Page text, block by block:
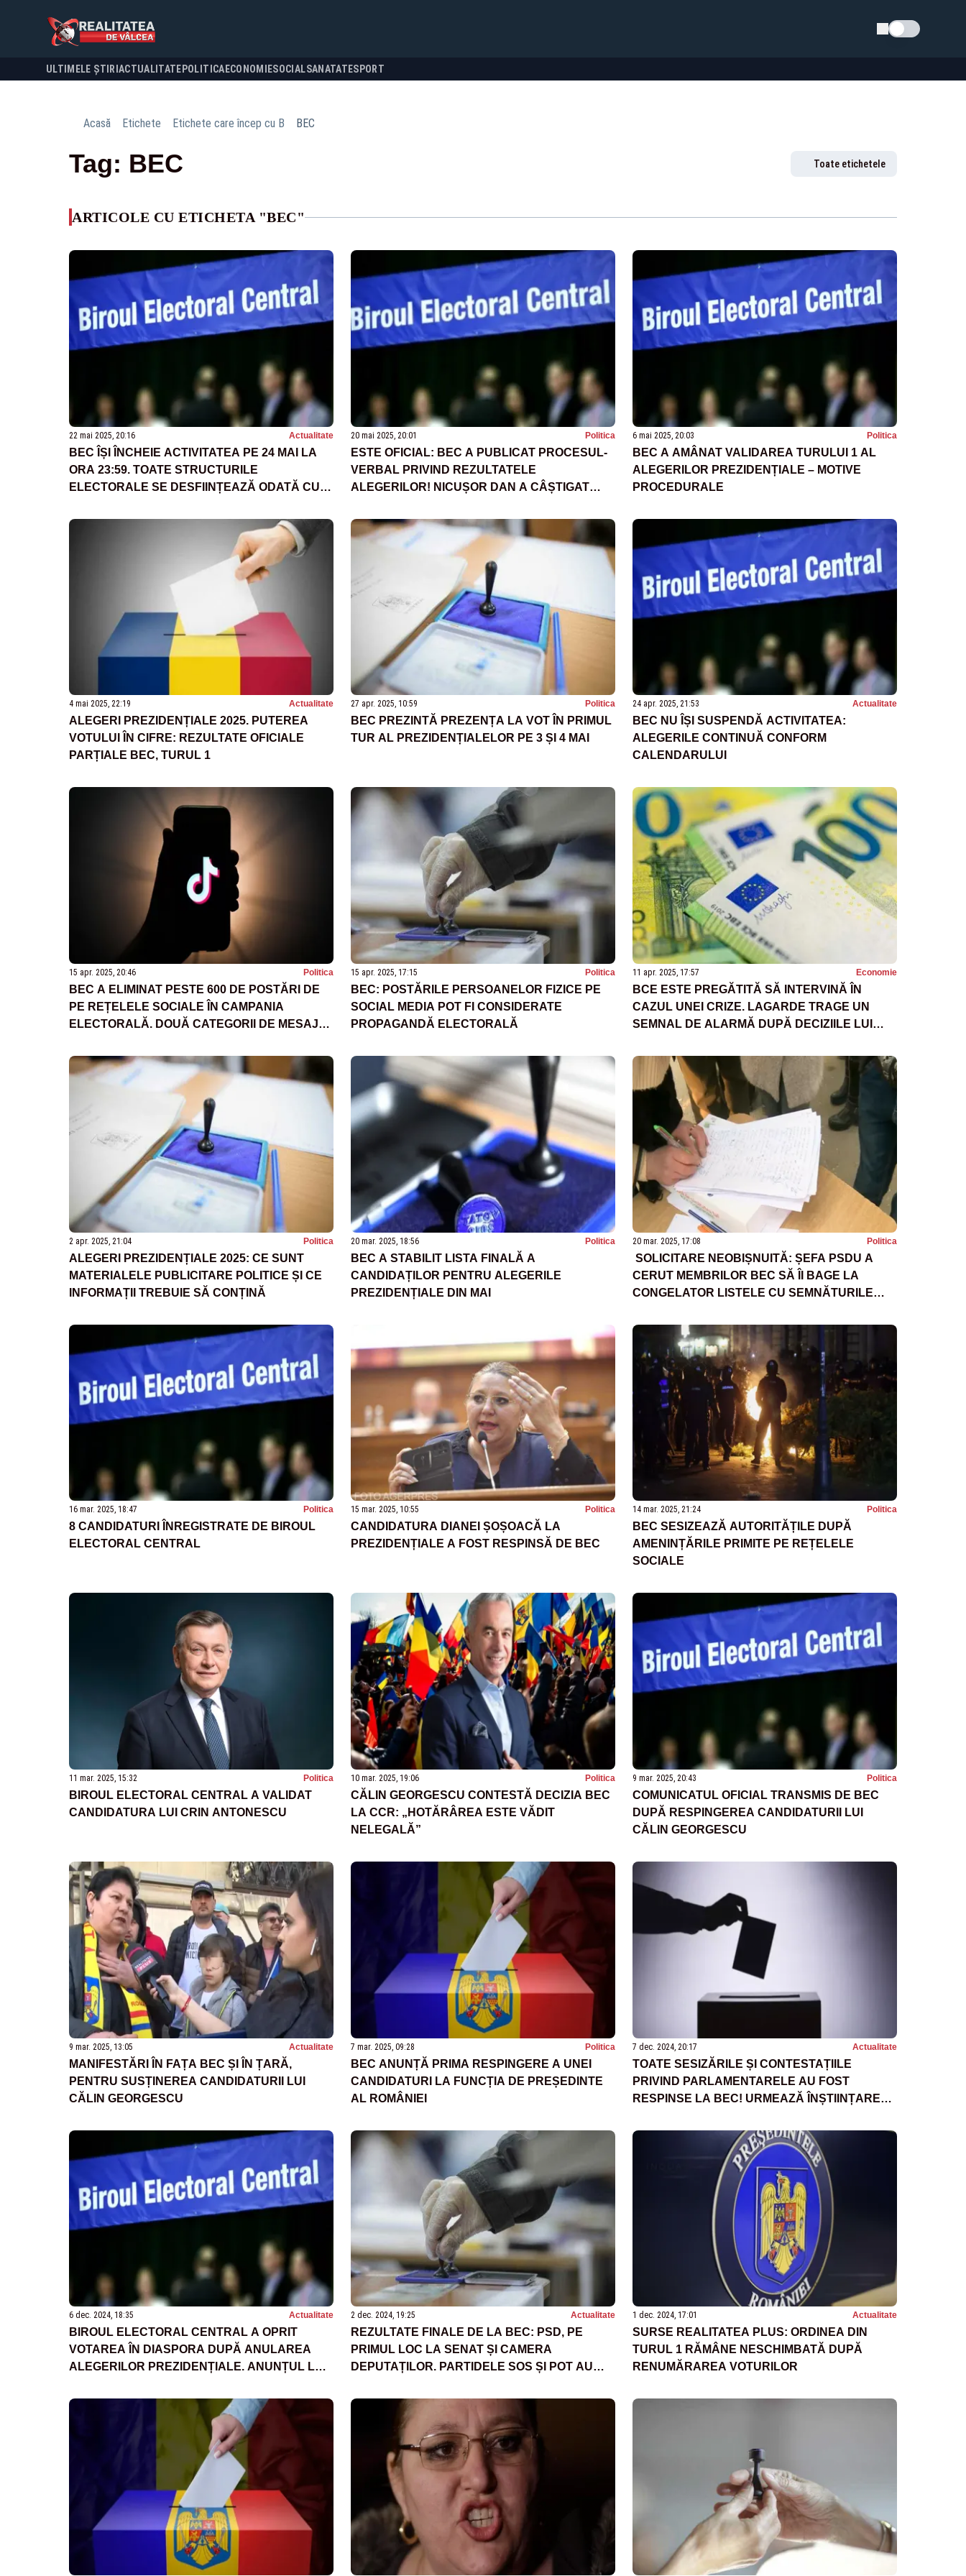
Schimba tema
ULTIMELE ȘTIRI ACTUALITATE POLITICA ECONOMIESOCIALSANATATESPORT
Acasă Etichete Etichete care încep cu B BEC
Tag: BEC Toate etichetele
ARTICOLE CU ETICHETA "BEC"
22 mai 2025, 20:16 Actualitate
BEC ÎȘI ÎNCHEIE ACTIVITATEA PE 24 MAI LA
ORA 23:59. TOATE STRUCTURILE
ELECTORALE SE DESFIINȚEAZĂ ODATĂ CU
20 mai 2025, 20:01 Politica
ESTE OFICIAL: BEC A PUBLICAT PROCESUL-
VERBAL PRIVIND REZULTATELE
ALEGERILOR! NICUȘOR DAN A CÂȘTIGAT
6 mai 2025, 20:03 Politica
BEC A AMÂNAT VALIDAREA TURULUI 1 AL
ALEGERILOR PREZIDENȚIALE – MOTIVE
PROCEDURALE
4 mai 2025, 22:19 Actualitate
ALEGERI PREZIDENȚIALE 2025. PUTEREA
VOTULUI ÎN CIFRE: REZULTATE OFICIALE
PARȚIALE BEC, TURUL 1
27 apr. 2025, 10:59 Politica
BEC PREZINTĂ PREZENȚA LA VOT ÎN PRIMUL
TUR AL PREZIDENȚIALELOR PE 3 ȘI 4 MAI
24 apr. 2025, 21:53 Actualitate
BEC NU ÎȘI SUSPENDĂ ACTIVITATEA:
ALEGERILE CONTINUĂ CONFORM
CALENDARULUI
15 apr. 2025, 20:46 Politica
BEC A ELIMINAT PESTE 600 DE POSTĂRI DE
PE REȚELELE SOCIALE ÎN CAMPANIA
ELECTORALĂ. DOUĂ CATEGORII DE MESAJE
15 apr. 2025, 17:15 Politica
BEC: POSTĂRILE PERSOANELOR FIZICE PE
SOCIAL MEDIA POT FI CONSIDERATE
PROPAGANDĂ ELECTORALĂ
11 apr. 2025, 17:57 Economie
BCE ESTE PREGĂTITĂ SĂ INTERVINĂ ÎN
CAZUL UNEI CRIZE. LAGARDE TRAGE UN
SEMNAL DE ALARMĂ DUPĂ DECIZIILE LUI
2 apr. 2025, 21:04 Politica
ALEGERI PREZIDENȚIALE 2025: CE SUNT
MATERIALELE PUBLICITARE POLITICE ȘI CE
INFORMAȚII TREBUIE SĂ CONȚINĂ
20 mar. 2025, 18:56 Politica
BEC A STABILIT LISTA FINALĂ A
CANDIDAȚILOR PENTRU ALEGERILE
PREZIDENȚIALE DIN MAI
20 mar. 2025, 17:08 Politica
SOLICITARE NEOBIȘNUITĂ: ȘEFA PSDU A
CERUT MEMBRILOR BEC SĂ ÎI BAGE LA
CONGELATOR LISTELE CU SEMNĂTURILE
16 mar. 2025, 18:47 Politica
8 CANDIDATURI ÎNREGISTRATE DE BIROUL
ELECTORAL CENTRAL
15 mar. 2025, 10:55 Politica
CANDIDATURA DIANEI ȘOȘOACĂ LA
PREZIDENȚIALE A FOST RESPINSĂ DE BEC
14 mar. 2025, 21:24 Politica
BEC SESIZEAZĂ AUTORITĂȚILE DUPĂ
AMENINȚĂRILE PRIMITE PE REȚELELE
SOCIALE
11 mar. 2025, 15:32 Politica
BIROUL ELECTORAL CENTRAL A VALIDAT
CANDIDATURA LUI CRIN ANTONESCU
10 mar. 2025, 19:06 Politica
CĂLIN GEORGESCU CONTESTĂ DECIZIA BEC
LA CCR: „HOTĂRÂREA ESTE VĂDIT
NELEGALĂ”
9 mar. 2025, 20:43 Politica
COMUNICATUL OFICIAL TRANSMIS DE BEC
DUPĂ RESPINGEREA CANDIDATURII LUI
CĂLIN GEORGESCU
9 mar. 2025, 13:05 Actualitate
MANIFESTĂRI ÎN FAȚA BEC ȘI ÎN ȚARĂ,
PENTRU SUSȚINEREA CANDIDATURII LUI
CĂLIN GEORGESCU
7 mar. 2025, 09:28 Politica
BEC ANUNȚĂ PRIMA RESPINGERE A UNEI
CANDIDATURI LA FUNCȚIA DE PREȘEDINTE
AL ROMÂNIEI
7 dec. 2024, 20:17 Actualitate
TOATE SESIZĂRILE ȘI CONTESTAȚIILE
PRIVIND PARLAMENTARELE AU FOST
RESPINSE LA BEC! URMEAZĂ ÎNȘTIINȚAREA
MANDATE
6 dec. 2024, 18:35 Actualitate
BIROUL ELECTORAL CENTRAL A OPRIT
VOTAREA ÎN DIASPORA DUPĂ ANULAREA
ALEGERILOR PREZIDENȚIALE. ANUNȚUL LUI
2 dec. 2024, 19:25 Actualitate
REZULTATE FINALE DE LA BEC: PSD, PE
PRIMUL LOC LA SENAT ȘI CAMERA
DEPUTAȚILOR. PARTIDELE SOS ȘI POT AU
1 dec. 2024, 17:01 Actualitate
SURSE REALITATEA PLUS: ORDINEA DIN
TURUL 1 RĂMÂNE NESCHIMBATĂ DUPĂ
RENUMĂRAREA VOTURILOR